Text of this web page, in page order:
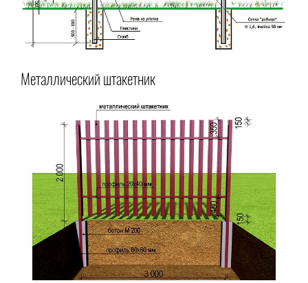
Металлический штакетник